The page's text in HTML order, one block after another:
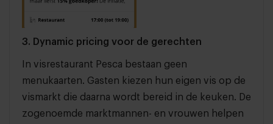
3. Dynamic pricing voor de gerechten
In visrestaurant Pesca bestaan geen
menukaarten. Gasten kiezen hun eigen vis op de
vismarkt die daarna wordt bereid in de keuken. De
zogenoemde marktmannen- en vrouwen helpen